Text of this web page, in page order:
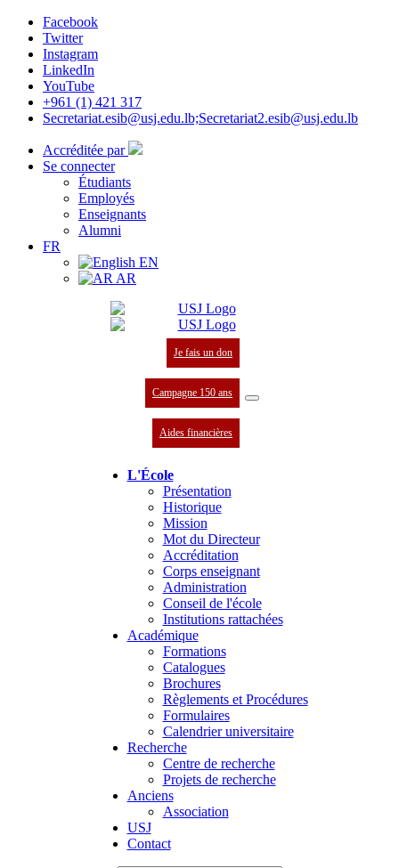
Facebook
Twitter
Instagram
LinkedIn
YouTube
+961 (1) 421 317
Secretariat.esib@usj.edu.lb;Secretariat2.esib@usj.edu.lb
Accréditée par
Se connecter
Étudiants
Employés
Enseignants
Alumni
FR
EN
AR
Je fais un don
Campagne 150 ans
Aides financières
L'École
Présentation
Historique
Mission
Mot du Directeur
Accréditation
Corps enseignant
Administration
Conseil de l'école
Institutions rattachées
Académique
Formations
Catalogues
Brochures
Règlements et Procédures
Formulaires
Calendrier universitaire
Recherche
Centre de recherche
Projets de recherche
Anciens
Association
USJ
Contact